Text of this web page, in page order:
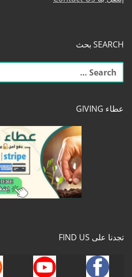
SEARCH بحث
البحث
عن:
عطاء GIVING
تجدنا على FIND US